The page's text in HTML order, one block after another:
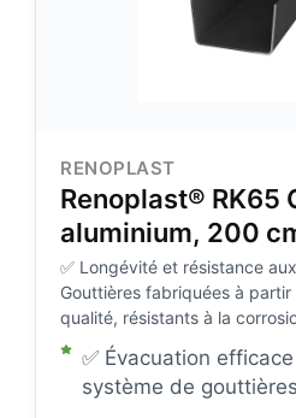
RENOPLAST
Renoplast® RK65
aluminium, 200
Rectangulaire,
Évacuation des
Profilés en tôle
jardin Abri
Gouttière à
✅ Longévité et résistance
Gouttières fabriquées à
qualité, résistants à la
basses et hautes
longue durée de vie du
✅ Évacuation
système de